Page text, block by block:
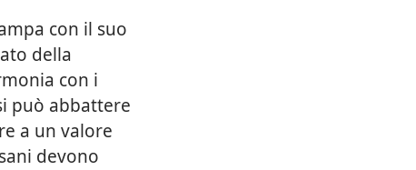
con il suo
della
con i
può abbattere
a un valore
devono